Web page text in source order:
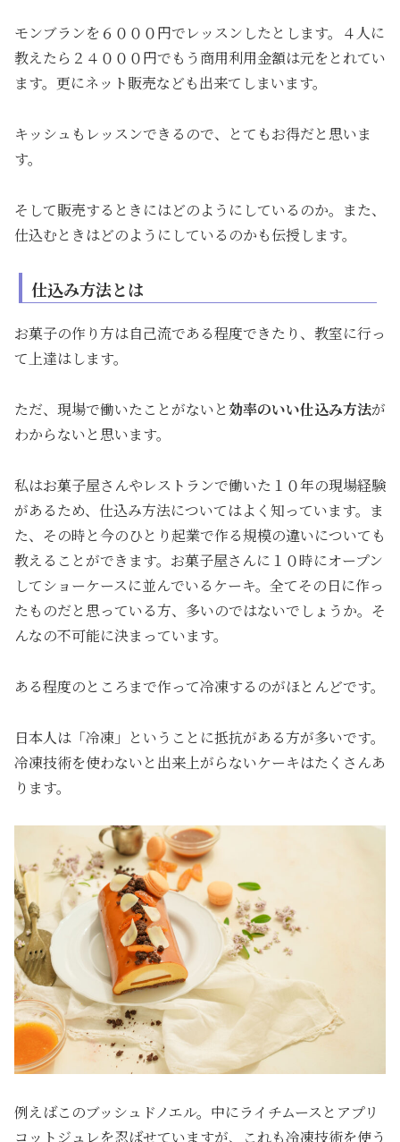
モンブランを６０００円でレッスンしたとします。４人に
教えたら２４０００円でもう商用利用金額は元をとれてい
ます。更にネット販売なども出来てしまいます。
キッシュもレッスンできるので、とてもお得だと思いま
す。
そして販売するときにはどのようにしているのか。また、
仕込むときはどのようにしているのかも伝授します。
仕込み方法とは
お菓子の作り方は自己流である程度できたり、教室に行っ
て上達はします。
ただ、現場で働いたことがないと効率のいい仕込み方法が
わからないと思います。
私はお菓子屋さんやレストランで働いた１０年の現場経験
があるため、仕込み方法についてはよく知っています。ま
た、その時と今のひとり起業で作る規模の違いについても
教えることができます。お菓子屋さんに１０時にオープン
してショーケースに並んでいるケーキ。全てその日に作っ
たものだと思っている方、多いのではないでしょうか。そ
んなの不可能に決まっています。
ある程度のところまで作って冷凍するのがほとんどです。
日本人は「冷凍」ということに抵抗がある方が多いです。
冷凍技術を使わないと出来上がらないケーキはたくさんあ
ります。
例えばこのブッシュドノエル。中にライチムースとアプリ
コットジュレを忍ばせていますが、これも冷凍技術を使う